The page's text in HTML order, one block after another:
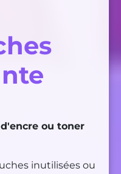
ou toner
inutilisées ou